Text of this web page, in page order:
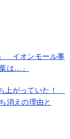
イオンモール事
は…」
上がっていた！
消えの理由と